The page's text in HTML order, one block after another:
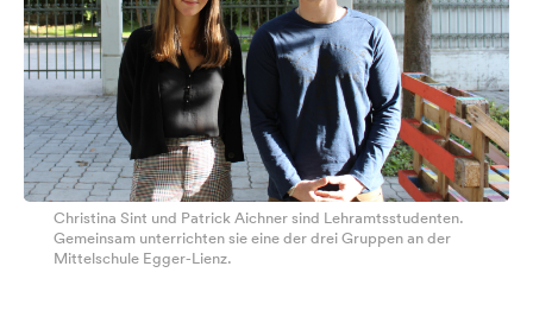
Christina Sint und Patrick Aichner sind Lehramtsstudenten.
Gemeinsam unterrichten sie eine der drei Gruppen an der
Mittelschule Egger-Lienz.